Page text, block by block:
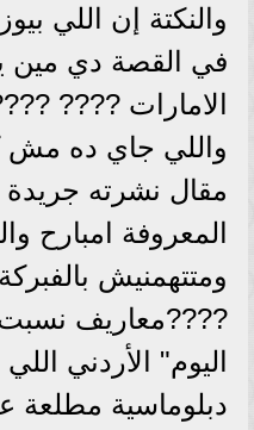
والنكتة إن اللي
في القصة دي مين
الامارات ????
واللي جاي ده مش
مقال نشرته جريدة
المعروفة امبارح
ومتتهمنيش
????معاريف نسبت
اليوم" الأردني
دبلوماسية مطلعة